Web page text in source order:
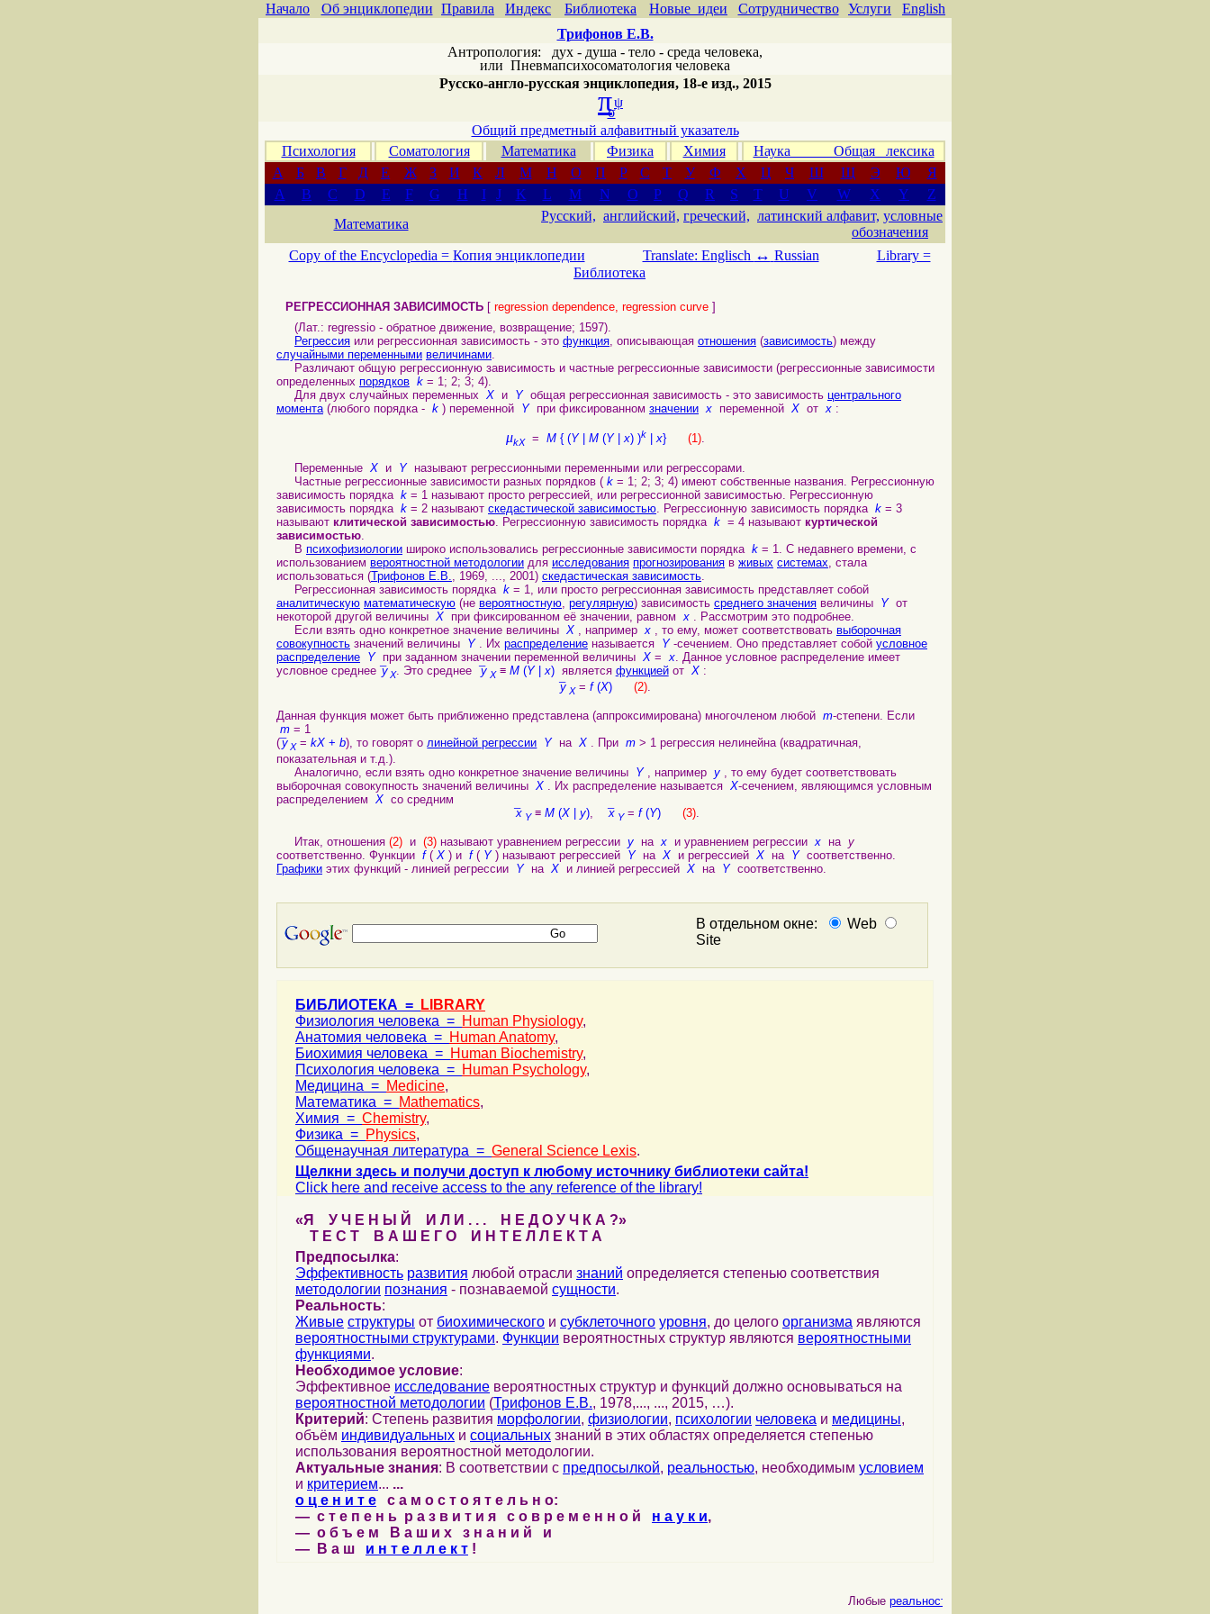
Начало Об энциклопедии Правила Индекс Библиотека Новые идеи Сотрудничество Услуги
English
Трифонов Е.В.
Антропология: дух - душа - тело - среда человека,
или Пневмапсихосоматология человека
Русско-англо-русская энциклопедия, 18-е изд., 2015
πψ
σ
Общий предметный алфавитный указатель
Психология
Соматология Математика Физика Химия
Наука Общая лексика
А
Б В Г Д Е Ж З И К Л М Н О П Р С Т У Ф Х Ц Ч Ш Щ Э Ю
Я
A
B C D E F G H I J K L M N O P Q R S T U V W X Y
Z
Математика
Русский, английский, греческий, латинский алфавит, условные
обозначения
Copy of the Encyclopedia = Копия энциклопедии Translate: Englisch ↔ Russian
Library =
Библиотека
РЕГРЕССИОННАЯ ЗАВИСИМОСТЬ [ regression dependence, regression curve ]
(Лат.: regressio - обратное движение, возвращение; 1597).
Регрессия или регрессионная зависимость - это функция, описывающая отношения (зависимость) между
случайными переменными величинами.
Различают общую регрессионную зависимость и частные регрессионные зависимости (регрессионные зависимости
определенных порядков k = 1; 2; 3; 4).
Для двух случайных переменных X и Yобщая регрессионная зависимость - это зависимость центрального
момента(любого порядка - k ) переменной Yпри фиксированном значении x переменной X отx :
μkX= M{ (Y| M(Y|x) )k |x} (1).
Переменные X и Yназывают регрессионными переменными или регрессорами.
Частные регрессионные зависимости разных порядков ( k = 1; 2; 3; 4) имеют собственные названия. Регрессионную
зависимость порядка k = 1 называют просто регрессией, или регрессионной зависимостью. Регрессионную
зависимость порядка k = 2 называют скедастической зависимостью . Регрессионную зависимость порядка k = 3
называют клитической зависимостью . Регрессионную зависимость порядка k = 4 называют куртической
зависимостью
В психофизиологии широко использовались регрессионные зависимости порядка k = 1. С недавнего времени, с
использованием вероятностной методологии для исследования прогнозирования в живых системах , стала
использоваться (Трифонов Е.В. , 1969, ..., 2001) скедастическая зависимость
Регрессионная зависимость порядка k = 1, или просто регрессионная зависимость представляет собой
аналитическую математическую (не вероятностную регулярную) зависимость среднего значения величины Yот
некоторой другой величины X при фиксированном её значении, равном x . Рассмотрим это подробнее.
Если взять одно конкретное значение величины X , например x , то ему, может соответствовать выборочная
совокупность значений величины Y. Их распределение называется Y-сечением. Оно представляет собой условное
распределение Yпри заданном значении переменной величины X = x . Данное условное распределение имеет
условное среднее ¯y X. Это среднее¯y X ≡ M(Y| x)является функциейот X:
¯y
X=f(X) (2)
Данная функция может быть приближенно представлена (аппроксимирована) многочленом любой m-степени. Если
m = 1
(¯y X=kX +b), то говорят олинейной регрессии YнаX . Приm > 1 регрессия нелинейна (квадратичная,
показательная и т.д.).
Аналогично, если взять одно конкретное значение величины Y, например y , то ему будет соответствовать
выборочная совокупность значений величины X . Их распределение называется X-сечением, являющимся условным
распределением X со средним
¯x
Y ≡ M(X| y), ¯x Y= f(Y) (3).
Итак, отношения (2) и (3) называют уравнением регрессии y наx и уравнением регрессииx на y
соответственно. Функции f( X ) и f( Y) называют регрессией Yна X и регрессией X на Yсоответственно.
Графики этих функций - линией регрессии Yна X и линией регрессией X на Yсоответственно.
В отдельном окне:
Web
Site
БИБЛИОТЕКА =
LIBRARY
Физиология человека = Human Physiology,
Анатомия человека = Human Anatomy,
Биохимия человека = Human Biochemistry,
Психология человека = Human Psychology,
Медицина = Medicine,
Математика = Mathematics,
Химия = Chemistry,
Физика = Physics,
Общенаучная литература = General Science Lexis.
Щелкни здесь и получи доступ к любому источнику библиотеки сайта!
Click here and receive access to the any reference of the library!
«Я У Ч Е Н Ы Й И Л И . . . Н Е Д О У Ч К А ?»
Т Е С Т В А Ш Е Г О И Н Т Е Л Л Е К Т А
Предпосылка:
Эффективность развития любой отрасли знаний определяется степенью соответствия
методологии познания - познаваемой сущности.
Реальность:
Живые структуры от биохимического и субклеточного уровня, до целого организма являются
вероятностными структурами. Функции вероятностных структур являются вероятностными
функциями.
Необходимое условие:
Эффективное исследование вероятностных структур и функций должно основываться на
вероятностной методологии (Трифонов Е.В., 1978,..., ..., 2015, …).
Критерий: Степень развития морфологии, физиологии, психологии человека и медицины,
объём индивидуальных и социальных знаний в этих областях определяется степенью
использования вероятностной методологии.
Актуальные знания: В соответствии с предпосылкой, реальностью, необходимым условием
и критерием... ...
о ц е н и т е с а м о с т о я т е л ь н о:
— с т е п е н ь р а з в и т и я с о в р е м е н н о й н а у к и,
— о б ъ е м В а ш и х з н а н и й и
— В а ш и н т е л л е к т !
Любыереальности